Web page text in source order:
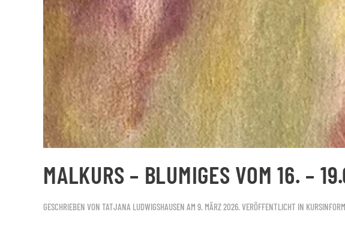
MALKURS – BLUMIGES VOM 16. –
GESCHRIEBEN VON TATJANA LUDWIGSHAUSEN AM 9. MÄRZ 2026. VERÖFFENTLICHT IN